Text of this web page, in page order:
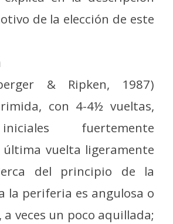
de la elección de este
& Ripken, 1987)
con 4-4½ vueltas,
fuertemente
última vuelta ligeramente
del principio de la
la periferia es angulosa o
veces un poco aquillada;